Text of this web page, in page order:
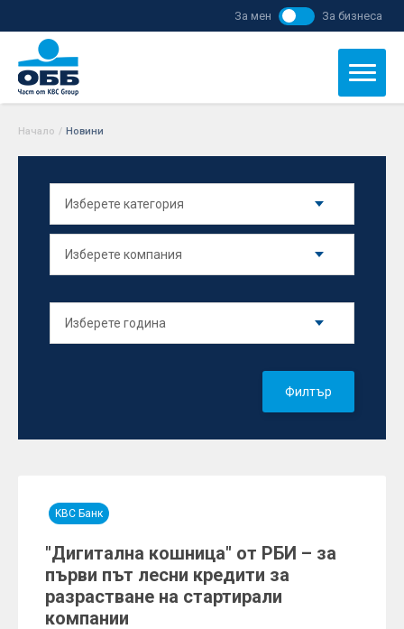
За мен За бизнеса
Начало / Новини
Филтър
KBC Банк
"Дигитална кошница" от РБИ – за
първи път лесни кредити за
разрастване на стартирали
компании